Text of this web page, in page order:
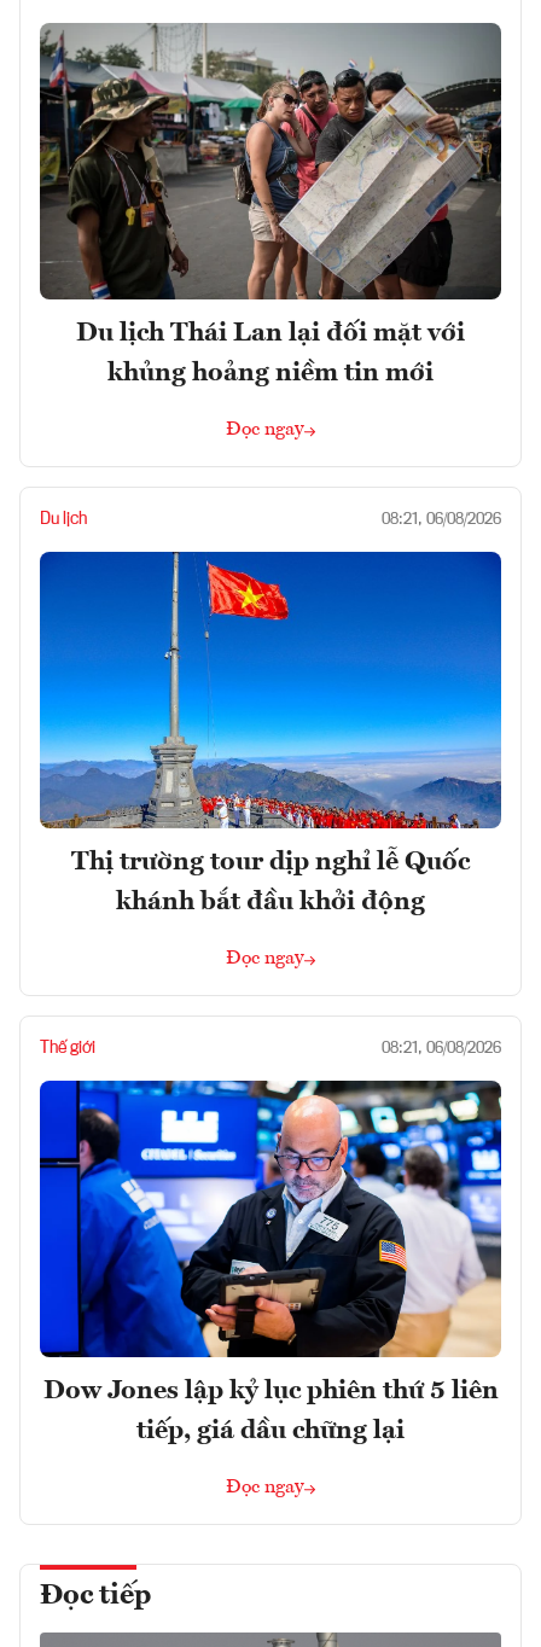
Du lịch Thái Lan lại đối mặt với
khủng hoảng niềm tin mới
Đọc ngay
Du lịch 08:21, 06/08/2026
Thị trường tour dịp nghỉ lễ Quốc
khánh bắt đầu khởi động
Đọc ngay
Thế giới 08:21, 06/08/2026
Dow Jones lập kỷ lục phiên thứ 5 liên
tiếp, giá dầu chững lại
Đọc ngay
Đọc tiếp